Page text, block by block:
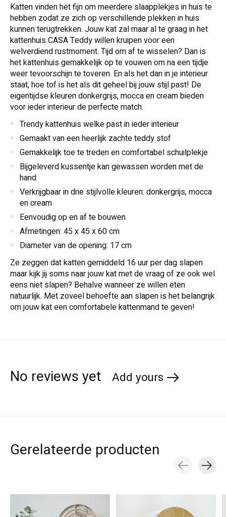
Katten vinden het fijn om meerdere slaapplekjes in huis te
hebben zodat ze zich op verschillende plekken in huis
kunnen terugtrekken. Jouw kat zal maar al te graag in het
kattenhuis CASA Teddy willen kruipen voor een
welverdiend rustmoment. Tijd om af te wisselen? Dan is
het kattenhuis gemakkelijk op te vouwen om na een tijdje
weer tevoorschijn te toveren. En als het dan in je interieur
staat, hoe tof is het als dit geheel bij jouw stijl past! De
eigentijdse kleuren donkergrijs, mocca en cream bieden
voor ieder interieur de perfecte match.
Trendy kattenhuis welke past in ieder interieur
Gemaakt van een heerlijk zachte teddy stof
Gemakkelijk toe te treden en comfortabel schuilplekje
Bijgeleverd kussentje kan gewassen worden met de
hand
Verkrijgbaar in drie stijlvolle kleuren: donkergrijs, mocca
en cream
Eenvoudig op en af te bouwen
Afmetingen: 45 x 45 x 60 cm
Diameter van de opening: 17 cm
Ze zeggen dat katten gemiddeld 16 uur per dag slapen
maar kijk jij soms naar jouw kat met de vraag of ze ook wel
eens niet slapen? Behalve wanneer ze willen eten
natuurlijk. Met zoveel behoefte aan slapen is het belangrijk
om jouw kat een comfortabele kattenmand te geven!
No reviews yet Add yours
Gerelateerde producten